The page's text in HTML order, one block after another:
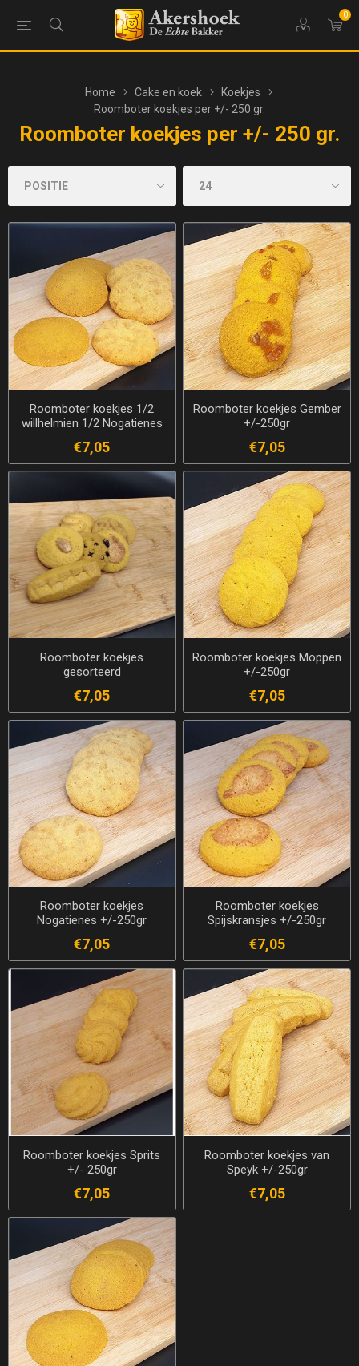
0
Home Cake en koek
Koekjes
Roomboter koekjes per +/- 250 gr.
Roomboter koekjes per +/- 250 gr.
Roomboter koekjes 1/2
willhelmien 1/2 Nogatienes
€7,05
Roomboter koekjes Gember
+/-250gr
€7,05
Roomboter koekjes
gesorteerd
€7,05
Roomboter koekjes Moppen
+/-250gr
€7,05
Roomboter koekjes
Nogatienes +/-250gr
€7,05
Roomboter koekjes
Spijskransjes +/-250gr
€7,05
Roomboter koekjes Sprits
+/- 250gr
€7,05
Roomboter koekjes van
Speyk +/-250gr
€7,05